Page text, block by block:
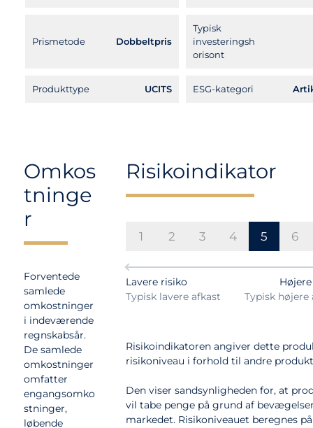
Prismetode Dobbeltpris
Typisk
investeringsh
orisont
Produkttype UCITS ESG-kategori
Omkos
tninge
r
Forventede
samlede
omkostninger
i indeværende
regnskabsår.
De samlede
omkostninger
omfatter
engangsomko
stninger,
løbende
Risikoindikator
1 2 3 4 5 6
Lavere risiko
Typisk lavere afkast
Typisk højere
Risikoindikatoren angiver dette
risikoniveau i forhold til andre
Den viser sandsynligheden for, at
vil tabe penge på grund af
markedet. Risikoniveauet beregnes på